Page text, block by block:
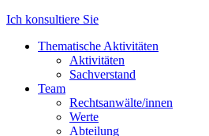
Ich konsultiere Sie
Thematische Aktivitäten
Aktivitäten
Sachverstand
Team
Rechtsanwälte/innen
Werte
Abteilung